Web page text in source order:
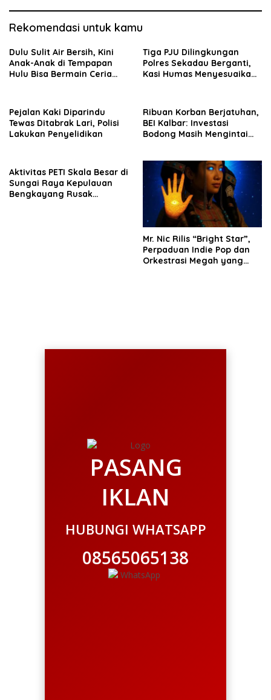
Rekomendasi untuk kamu
Dulu Sulit Air Bersih, Kini
Anak-Anak di Tempapan
Hulu Bisa Bermain Ceria
Tiga PJU Dilingkungan
Polres Sekadau Berganti,
Kasi Humas Menyesuaikan
Pejalan Kaki Diparindu
Tewas Ditabrak Lari, Polisi
Lakukan Penyelidikan
Ribuan Korban Berjatuhan,
BEI Kalbar: Investasi
Bodong Masih Mengintai
Aktivitas PETI Skala Besar di
Sungai Raya Kepulauan
Bengkayang Rusak
Mr. Nic Rilis “Bright Star”,
Perpaduan Indie Pop dan
Orkestrasi Megah yang
PASANG
IKLAN
HUBUNGI WHATSAPP
08565065138